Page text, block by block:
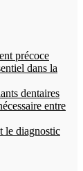
précoce
dans la
dentaires
entre
le diagnostic